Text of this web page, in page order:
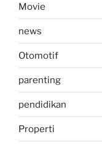
Movie
news
Otomotif
parenting
pendidikan
Properti